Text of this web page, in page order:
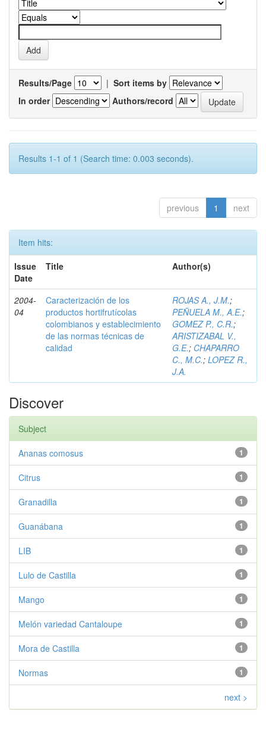
Results/Page | Sort items by
In order
Authors/record
Results 1-1 of 1 (Search time: 0.003 seconds).
previous 1 next
Item hits:
Issue
Date
Title Author(s)
2004-
04
Caracterización de los
productos hortifrutícolas
colombianos y establecimiento
de las normas técnicas de
calidad
ROJAS A., J.M.;
PEÑUELA M., A.E.;
GOMEZ P., C.R.;
ARISTIZABAL V.,
G.E.; CHAPARRO
C., M.C.; LOPEZ R.,
J.A.
Discover
Subject
1
Ananas comosus
1
Citrus
1
Granadilla
1
Guanábana
1
LIB
1
Lulo de Castilla
1
Mango
1
Melón variedad Cantaloupe
1
Mora de Castilla
1
Normas
next >